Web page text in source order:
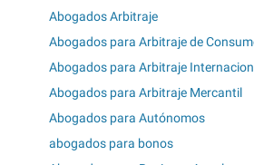
Abogados Arbitraje
Abogados para Arbitraje de
Abogados para Arbitraje
Abogados para Arbitraje Mercantil
Abogados para Autónomos
abogados para bonos